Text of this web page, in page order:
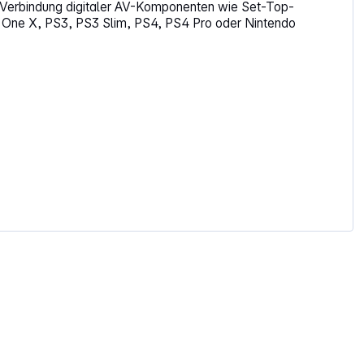
digitaler AV-Komponenten wie Set-Top-
X, PS3, PS3 Slim, PS4, PS4 Pro oder Nintendo